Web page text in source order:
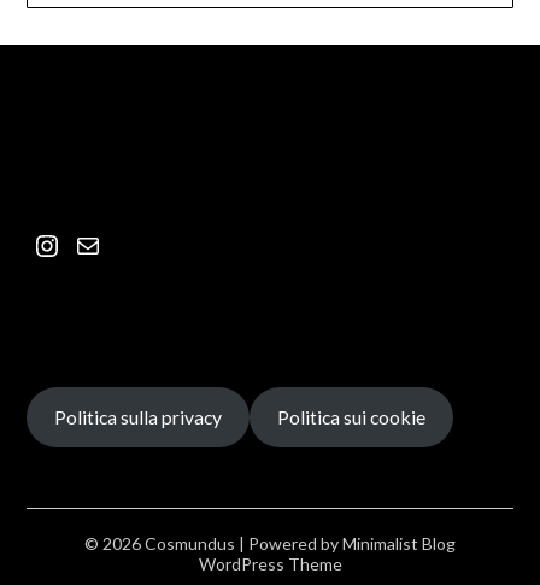
Politica sulla privacy Politica sui cookie
© 2026 Cosmundus | Powered byMinimalist Blog
WordPress Theme